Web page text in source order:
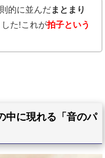
的に並んだまとまり
した!これが拍子という
中に現れる「音のパ